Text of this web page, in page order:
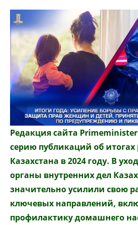
Редакция сайта
серию публикаций об итогах
Казахстана в 2024 году. В
органы внутренних дел
значительно усилили свою
ключевых направлений,
профилактику домашнего